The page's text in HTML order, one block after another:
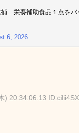
…栄養補助食品１点をバ
6, 2026
) 20:34:06.13